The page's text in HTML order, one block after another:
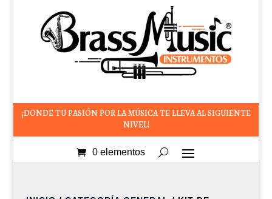
¡DONDE TU PASIÓN POR LA MÚSICA TE LLEVA AL SIGUIENTE
NIVEL!
0 elementos